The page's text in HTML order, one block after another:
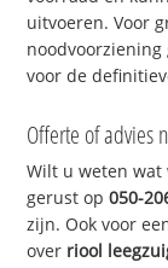
uitvoeren. Voor
voor de
Offerte of advies
Wilt u weten wat
gerust op050-
zijn. Ook voor
over riool